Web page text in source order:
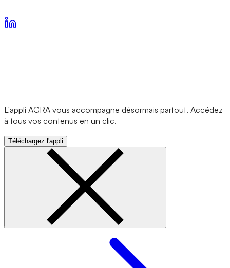
L'appli AGRA vous accompagne désormais partout. Accédez
à tous vos contenus en un clic.
Téléchargez l'appli